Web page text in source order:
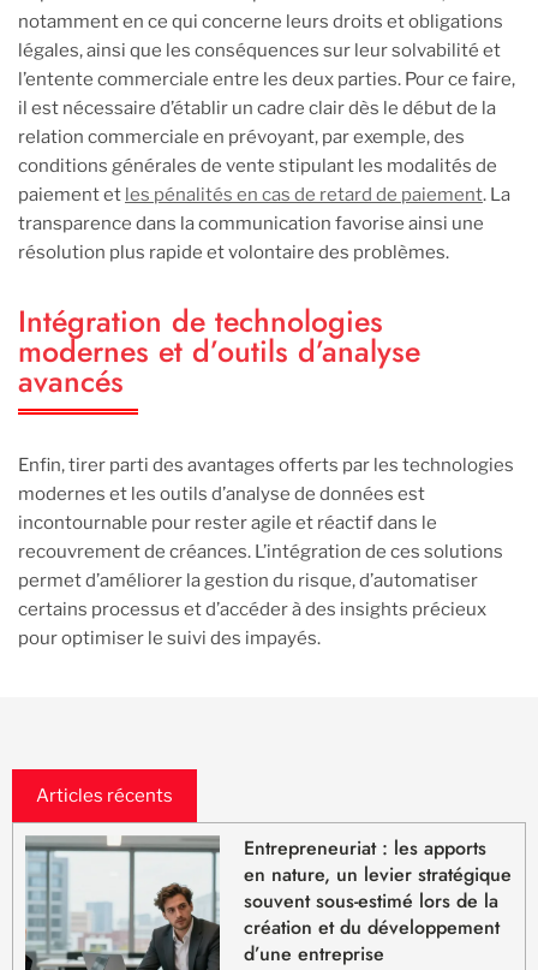
notamment en ce qui concerne leurs droits et obligations
légales, ainsi que les conséquences sur leur solvabilité et
l’entente commerciale entre les deux parties. Pour ce faire,
il est nécessaire d’établir un cadre clair dès le début de la
relation commerciale en prévoyant, par exemple, des
conditions générales de vente stipulant les modalités de
paiement et les pénalités en cas de retard de paiement. La
transparence dans la communication favorise ainsi une
résolution plus rapide et volontaire des problèmes.
Intégration de technologies
modernes et d’outils d’analyse
avancés
Enfin, tirer parti des avantages offerts par les technologies
modernes et les outils d’analyse de données est
incontournable pour rester agile et réactif dans le
recouvrement de créances. L’intégration de ces solutions
permet d’améliorer la gestion du risque, d’automatiser
certains processus et d’accéder à des insights précieux
pour optimiser le suivi des impayés.
Articles récents
Entrepreneuriat : les apports
en nature, un levier stratégique
souvent sous-estimé lors de la
création et du développement
d’une entreprise